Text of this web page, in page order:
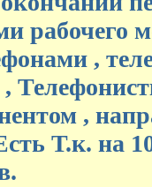
рабочего
,
,
Т.к. на